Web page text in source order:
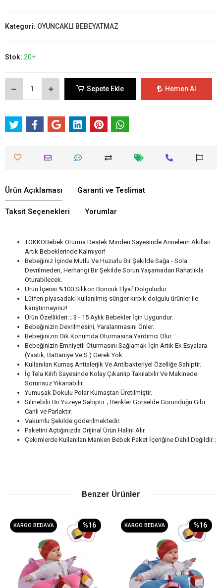
Kategori: OYUNCAKLI BEBEYATMAZ
Stok: 20+
Sepete Ekle Hemen Al
Ürün Açıklaması Garanti ve Teslimat
Taksit Seçenekleri Yorumlar
TOKKOBebek Oturma Destek Minderi Sayesinde Annelerin Akılları
Artık Bebeklerinde Kalmıyor!
Bebeğiniz İçinde Mutlu Ve Huzurlu Bir Şekilde Sağa - Sola
Devrilmeden, Herhangi Bir Şekilde Sorun Yaşamadan Rahatlıkla
Oturabilecek.
Ürün İçerisi %100 Silikon Boncuk Elyaf Dolguludur.
Lütfen piyasadaki kullanılmış sünger kırpık dolgulu ürünler ile
karıştırmayınız!
Ürün Özellikleri: ; 3 - 15 Aylık Bebekler İçin Uygundur.
Bebeğinizin Devrilmesini, Yaralanmasını Önler.
Bebeğinizin Dik Konumda Oturmasına Yardımcı Olur.
Bebeğinizin Emniyetli Oturmasını Sağlamak İçin Artık Ek Eşyalara
(Yastık, Battaniye Ve S.) Gerek Yok.
Kullanılan Kumaş Antialerjik Ve Antibakteriyel Özelliğe Sahiptir.
İç Tela Kılıfı Sayesinde Kolay Çıkarılıp Takılabilir Ve Makinede
Sorunsuz Yıkanabilir.
Yumuşak Dokulu Polar Kumaştan Üretilmiştir.
Silinebilir Bir Yüzeye Sahiptir. ; Renkler Görselde Göründüğü Gibi
Canlı ve Parlaktır.
Vakumlu Şekilde göderilmektedir.
Paketini Açtığınızda Orijinal Ürün Halini Alır.
Çekimlerde Kullanılan Manken Bebek Paket İçeriğine Dahil Değildir. ;
Benzer Ürünler
KARGO BEDAVA %16 KARGO BEDAVA %16